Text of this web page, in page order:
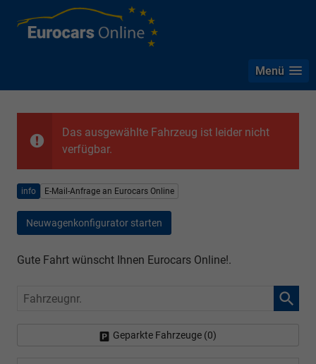
Menü
Das ausgewählte Fahrzeug ist leider nicht
verfügbar.
info E-Mail-Anfrage an Eurocars Online
Neuwagenkonfigurator starten
Gute Fahrt wünscht Ihnen Eurocars Online!.
Fahrzeugnr.
Geparkte Fahrzeuge (0)